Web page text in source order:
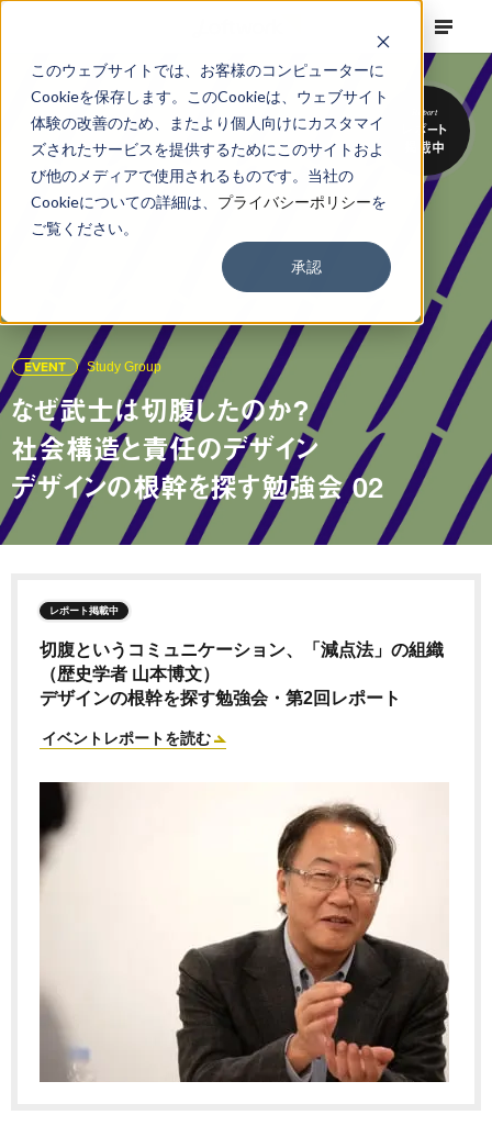
このウェブサイトでは、お客様のコンピューターに
Cookieを保存します。このCookieは、ウェブサイト
体験の改善のため、またより個人向けにカスタマイ
ズされたサービスを提供するためにこのサイトおよ
び他のメディアで使用されるものです。当社の
Cookieについての詳細は、 プライバシーポリシーを
ご覧ください。
承認
EVENT Study Group
なぜ武士は切腹したのか?
社会構造と責任のデザイン
デザインの根幹を探す勉強会 02
Report
レポート
掲載中
レポート掲載中
切腹というコミュニケーション、「減点法」の組織
（歴史学者 山本博文）
デザインの根幹を探す勉強会・第2回レポート
イベントレポートを読む